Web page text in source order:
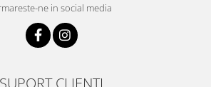
ne in social media
SUPORT CLIENTI